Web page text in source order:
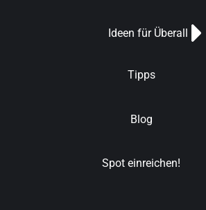
Ideen für Überall
Tipps
Blog
Spot einreichen!